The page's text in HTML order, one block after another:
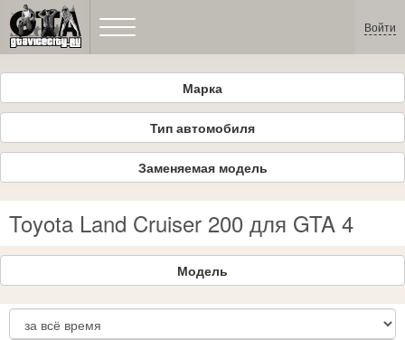
Войти
Марка
Тип автомобиля
Заменяемая модель
Toyota Land Cruiser 200 для GTA 4
Модель